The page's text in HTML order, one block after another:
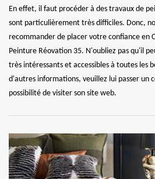
En effet, il faut procéder à des travaux de
sont particulièrement très difficiles. Donc,
recommander de placer votre confiance en
Peinture Réovation 35. N'oubliez pas qu'il
très intéressants et accessibles à toutes les
d'autres informations, veuillez lui passer un
possibilité de visiter son site web.